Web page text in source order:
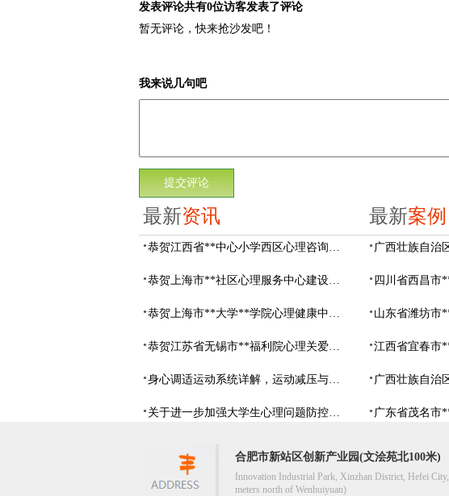
发表评论共有0位访客发表了评论
暂无评论，快来抢沙发吧！
我来说几句吧
最新资讯
恭贺江西省**中心小学西区心理咨询教室设备采购项目由阳光心健代理商中标
恭贺上海市**社区心理服务中心建设项目由阳光心健代理商中标
恭贺上海市**大学**学院心理健康中心建设项目由阳光心健代理商中标
恭贺江苏省无锡市**福利院心理关爱中心建设项目由阳光心健代理商中标
身心调适运动系统详解，运动减压与心理调适全指南
关于进一步加强大学生心理问题防控，防控大学生心理危机
最新案例
合肥市新站区创新产业园(文浍苑北100米)
Innovation Industrial Park, Xinzhan District, Hefei
meters north of Wenhuiyuan)